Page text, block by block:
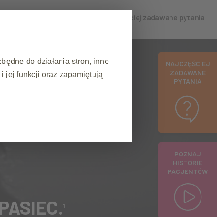
Najczęściej zadawane pytania
NAJCZĘŚCIEJ
ZADAWANE
PYTANIA
POZNAJ
HISTORIE
PACJENTÓW
1
do działania stron, inne
jej funkcji oraz zapamiętują
wizyty na stronie
strony
jak: ustawianie preferencji
żadnych danych